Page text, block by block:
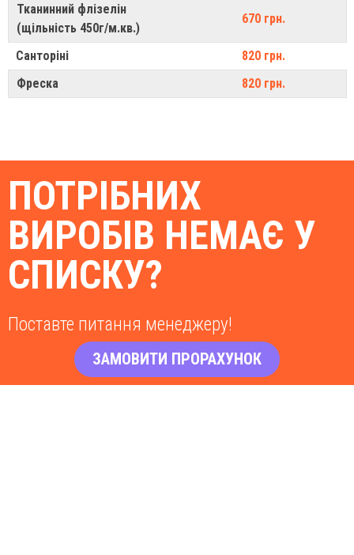
Тканинний флізелін
(щільність 450г/м.кв.)
670 грн.
Санторіні
820 грн.
Фреска
820 грн.
ПОТРІБНИХ
ВИРОБІВ НЕМАЄ У
СПИСКУ?
Поставте питання менеджеру!
ЗАМОВИТИ ПРОРАХУНОК